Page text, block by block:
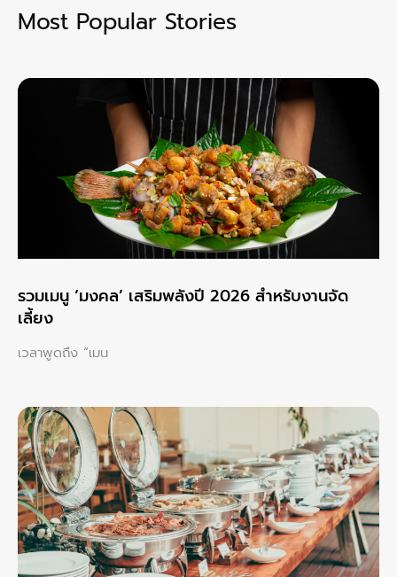
Most Popular Stories
รวมเมนู ‘มงคล’ เสริมพลังปี 2026 สำหรับงานจัด
เลี้ยง
เวลาพูดถึง “เมน